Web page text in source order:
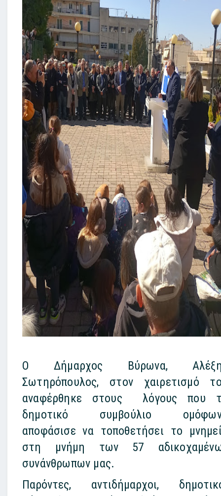
Ο Δήμαρχος Βύρωνα,
Σωτηρόπουλος, στον χαιρετισμό
αναφέρθηκε στους λόγους που
δημοτικό συμβούλιο
αποφάσισε να τοποθετήσει το
στη μνήμη των 57
συνάνθρωπων μας.
Παρόντες, αντιδήμαρχοι,